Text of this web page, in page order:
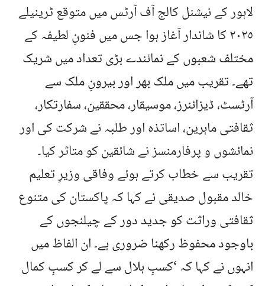
لاہور کے نیشنل کالج آف آرٹس میں متوقع ٹرینیلے
٢٠٢٥ کا شاندار آغاز ہوا جس میں فنونِ لطیفہ کے
مختلف شعبوں کے نمائندے بڑی تعداد میں شریک
تھے۔ تقریب میں ملک بھر اور بیرونِ ملک سے
آرٹسٹ، ڈیزائنرز، موسیقار، محققین، سفارتکار،
ثقافتی ماہرین، اساتذہ اور طلبہ نے شرکت کی اور
نمائشوں و پرفارمنسز نے شائقین کو متاثر کیا۔
تقریب سے خطاب کرتے ہوئے وفاقی وزیرِ تعلیم
خالد مقبول صدیقی نے کہا کہ پاکستان کی متنوع
ثقافتی وراثت کو جدید دور کے چیلنجوں کے
باوجود محفوظ رکھنا ضروری ہے۔ ان الفاظ میں
انہوں نے کہا کہ ‘کسبِ ہلال سے لے کر کسبِ کمال